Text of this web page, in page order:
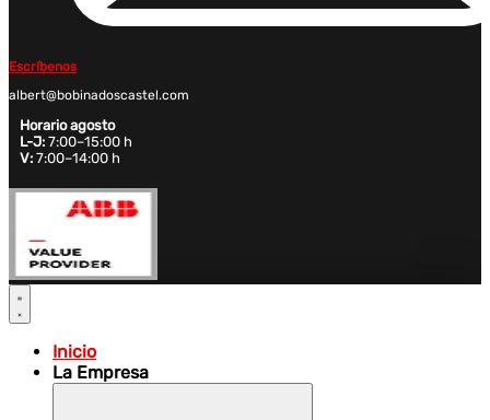
Escríbenos
albert@bobinadoscastel.com
Horario agosto
L-J: 7:00–15:00 h
V: 7:00–14:00 h
Inicio
La Empresa